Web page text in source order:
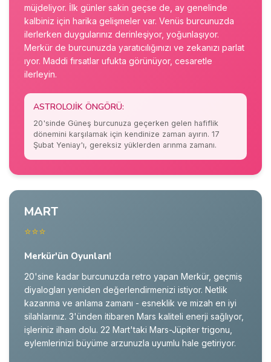
müjdeliyor. İlk günler sakin geçse de, ay genelinde
kalbiniz için harika gelişmeler var. Venüs burcunuzda
ilerlerken duygularınız derinleşiyor, yoğunlaşıyor.
Merkür de burcunuzda yaratıcılığınızı ve zekanızı parlat
ıyor. Maddi fırsatlar ufukta görünüyor, cesaretle
ilerleyin.
ASTROLOJIK ÖNGÖRÜ:
20'sinde Güneş burcunuza geçerken gelen hafiflik
dönemini karşılamak için kendinize zaman ayırın. 17
Şubat Yeniay'ı, gereksiz yüklerden arınma zamanı.
MART
⭐⭐⭐
Merkür'ün Oyunları!
20'sine kadar burcunuzda retro yapan Merkür, geçmiş
diyalogları yeniden değerlendirmenizi istiyor. Netlik
kazanma ve anlama zamanı - esneklik ve mizah en iyi
silahlarınız. 3'ünden itibaren Mars kaliteli enerji sağlıyor,
işleriniz ilham dolu. 22 Mart'taki Mars-Jüpiter trigonu,
eylemlerinizi büyüme arzunuzla uyumlu hale getiriyor.